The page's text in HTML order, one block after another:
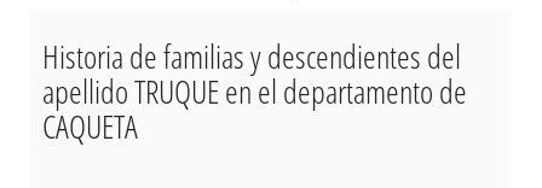
Historia de familias y descendientes del
apellido TRUQUE en el departamento de
CAQUETA